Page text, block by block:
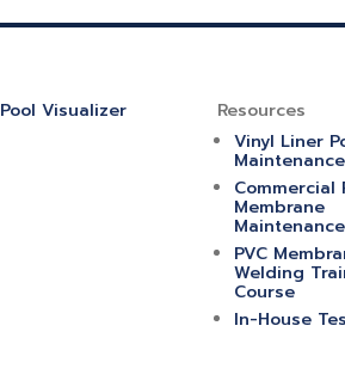
Pool Visualizer
Resources
Vinyl Liner
Maintenance
Commercial
Membrane
Maintenance
PVC
Welding
Course
In-House